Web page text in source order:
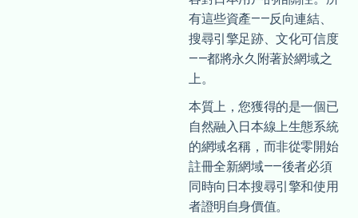
有這些資產——反向連結、
搜尋引擎足跡、文化可信度
——都將永久附著於網域之
上。
本質上，您獲得的是一個已
自然融入日本線上生態系統
的網域名稱，而非從零開始
註冊全新網域——後者必須
同時向日本搜尋引擎和使用
者證明自身價值。